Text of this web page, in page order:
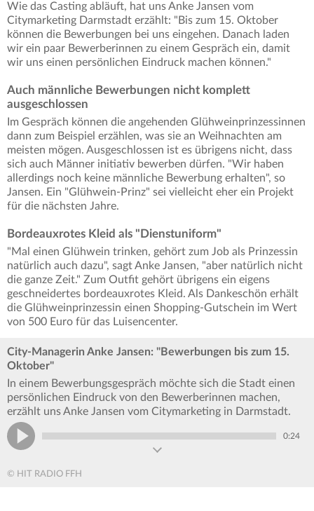
Wie das Casting abläuft, hat uns Anke Jansen vom
Citymarketing Darmstadt erzählt: "Bis zum 15. Oktober
können die Bewerbungen bei uns eingehen. Danach laden
wir ein paar Bewerberinnen zu einem Gespräch ein, damit
wir uns einen persönlichen Eindruck machen können."
Auch männliche Bewerbungen nicht komplett
ausgeschlossen
Im Gespräch können die angehenden Glühweinprinzessinnen
dann zum Beispiel erzählen, was sie an Weihnachten am
meisten mögen. Ausgeschlossen ist es übrigens nicht, dass
sich auch Männer initiativ bewerben dürfen. "Wir haben
allerdings noch keine männliche Bewerbung erhalten", so
Jansen. Ein "Glühwein-Prinz" sei vielleicht eher ein Projekt
für die nächsten Jahre.
Bordeauxrotes Kleid als "Dienstuniform"
"Mal einen Glühwein trinken, gehört zum Job als Prinzessin
natürlich auch dazu", sagt Anke Jansen, "aber natürlich nicht
die ganze Zeit." Zum Outfit gehört übrigens ein eigens
geschneidertes bordeauxrotes Kleid. Als Dankeschön erhält
die Glühweinprinzessin einen Shopping-Gutschein im Wert
von 500 Euro für das Luisencenter.
City-Managerin Anke Jansen: "Bewerbungen bis zum 15.
Oktober"
In einem Bewerbungsgespräch möchte sich die Stadt einen
persönlichen Eindruck von den Bewerberinnen machen,
erzählt uns Anke Jansen vom Citymarketing in Darmstadt.
0:24
© HIT RADIO FFH